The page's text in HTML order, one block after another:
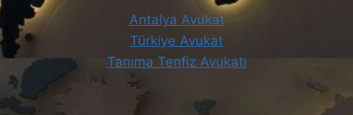
Antalya Avukat
Türkiye Avukat
Tanıma Tenfiz Avukatı